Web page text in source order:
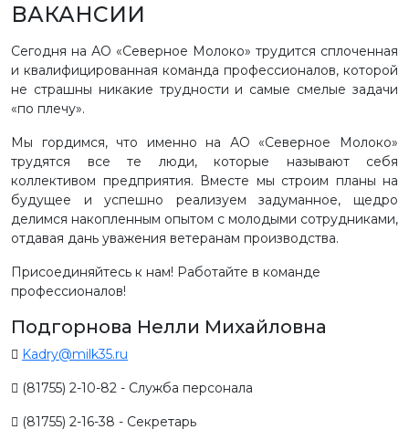
ВАКАНСИИ
Сегодня на АО «Северное Молоко» трудится сплоченная
и квалифицированная команда профессионалов, которой
не страшны никакие трудности и самые смелые задачи
«по плечу».
Мы гордимся, что именно на АО «Северное Молоко»
трудятся все те люди, которые называют себя
коллективом предприятия. Вместе мы строим планы на
будущее и успешно реализуем задуманное, щедро
делимся накопленным опытом с молодыми сотрудниками,
отдавая дань уважения ветеранам производства.
Присоединяйтесь к нам! Работайте в команде
профессионалов!
Подгорнова Нелли Михайловна
Kadry@milk35.ru
(81755) 2-10-82 - Служба персонала
(81755) 2-16-38 - Секретарь